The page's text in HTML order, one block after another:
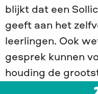
blijkt dat een
geeft aan het
leerlingen. Ook
gesprek kunnen
houding de